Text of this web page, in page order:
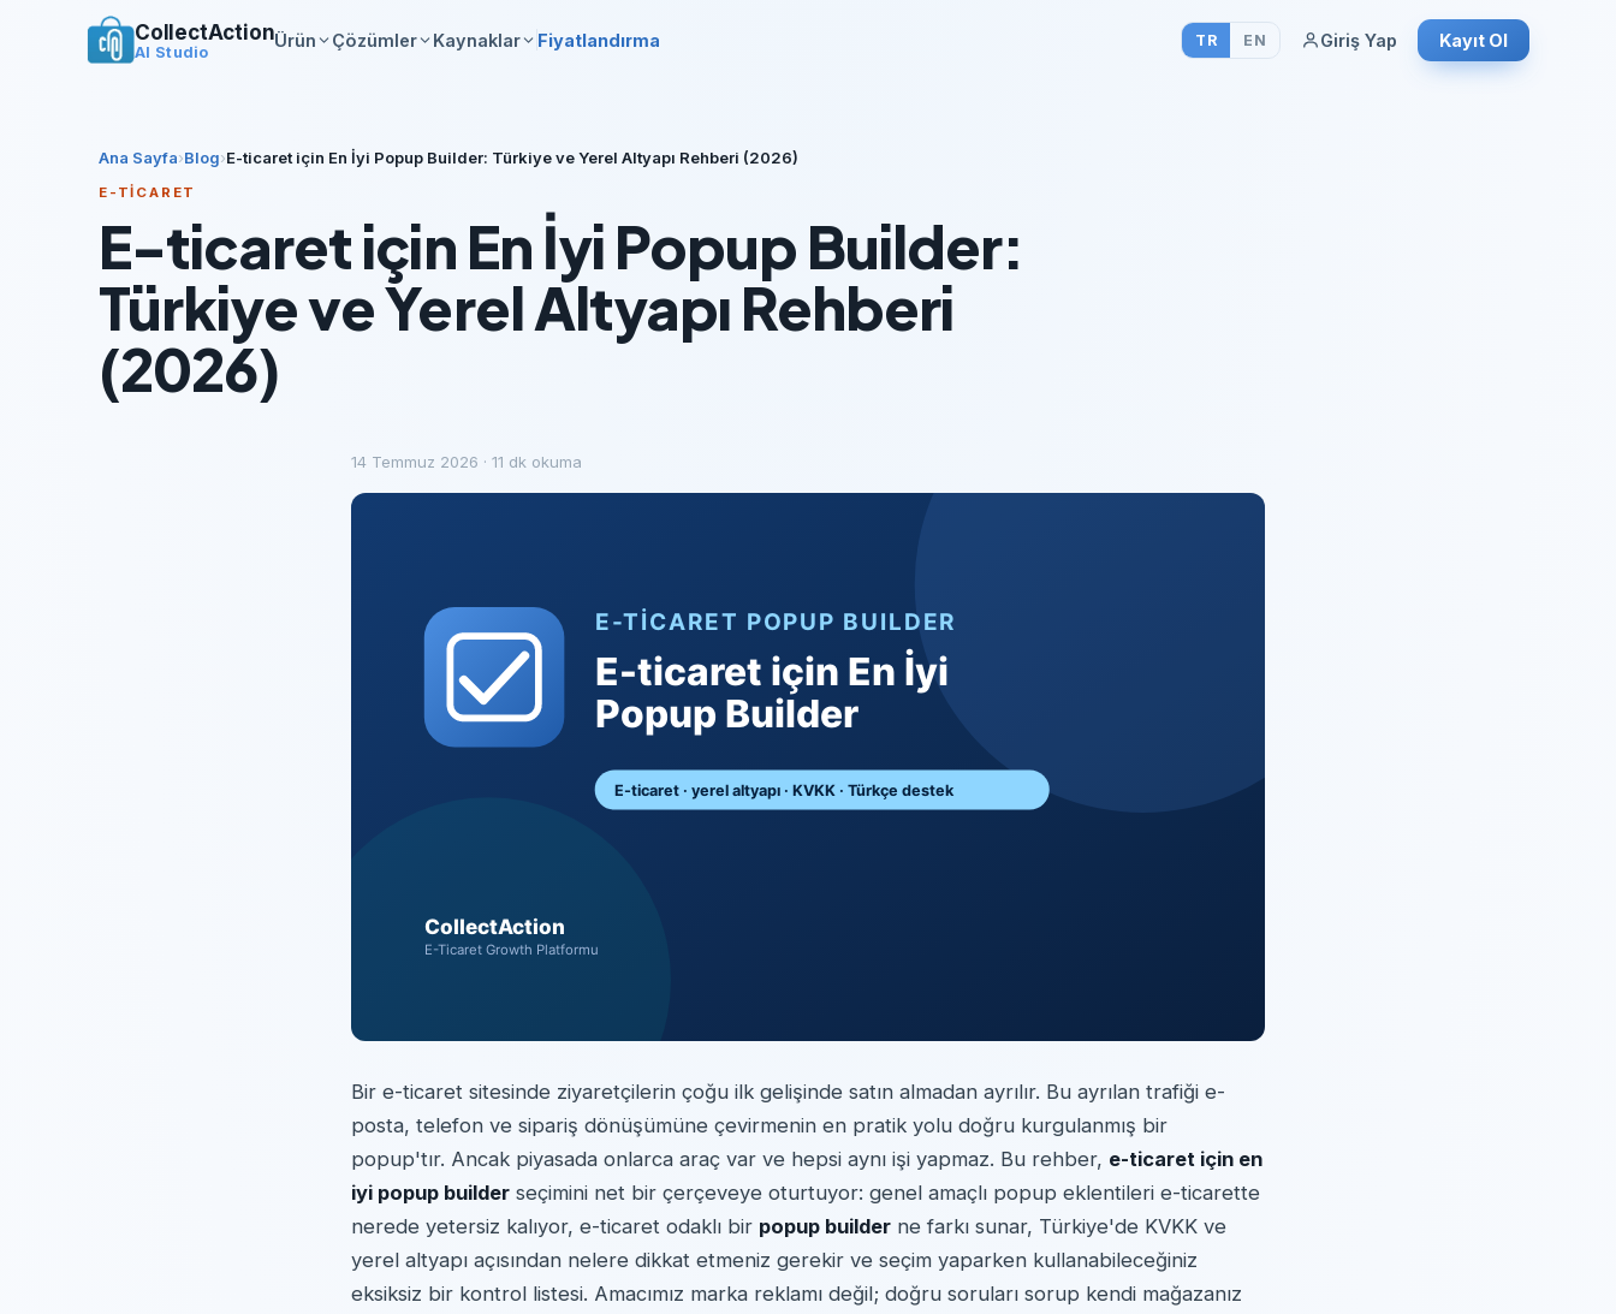
CollectAction
AI Studio
Ürün Çözümler Kaynaklar Fiyatlandırma TR EN Giriş Yap Kayıt Ol
Ana Sayfa›Blog›E-ticaret için En İyi Popup Builder: Türkiye ve Yerel Altyapı Rehberi (2026)
E-TICARET
E-ticaret için En İyi Popup Builder:
Türkiye ve Yerel Altyapı Rehberi
(2026)
14 Temmuz 2026 · 11 dk okuma
Bir e-ticaret sitesinde ziyaretçilerin çoğu ilk gelişinde satın almadan ayrılır. Bu ayrılan trafiği e-
posta, telefon ve sipariş dönüşümüne çevirmenin en pratik yolu doğru kurgulanmış bir
popup'tır. Ancak piyasada onlarca araç var ve hepsi aynı işi yapmaz. Bu rehber, e-ticaret için en
iyi popup builder seçimini net bir çerçeveye oturtuyor: genel amaçlı popup eklentileri e-ticarette
nerede yetersiz kalıyor, e-ticaret odaklı bir popup builder ne farkı sunar, Türkiye'de KVKK ve
yerel altyapı açısından nelere dikkat etmeniz gerekir ve seçim yaparken kullanabileceğiniz
eksiksiz bir kontrol listesi. Amacımız marka reklamı değil; doğru soruları sorup kendi mağazanız